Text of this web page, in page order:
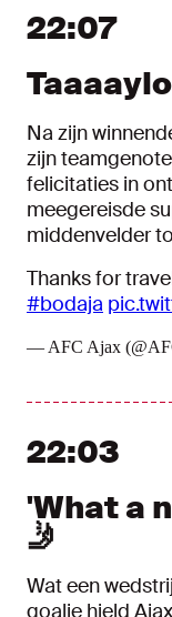
22:07
Na zijn
zijn
felicitaties in
meegereisde
middenvelder
Thanks for
#bodaja
— AFC Ajax
22:03
'What a
🤳
Wat een
goalie hield